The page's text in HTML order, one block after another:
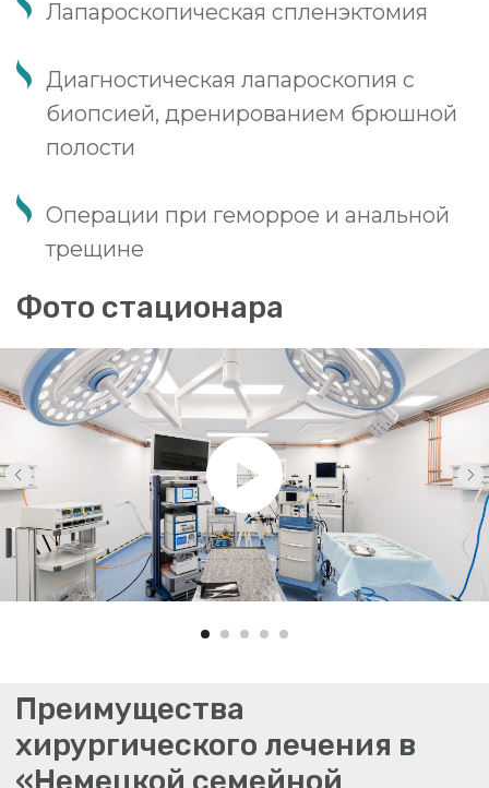
В стационаре «Немецкой семейной
клиники» созданы все условия для
комфорта пациентов. На протяжении
всего времени вас будет окружать
медицинского персонала, а также
доброжелательный сервис.
Для госпитализированных пациентов
трехразовое питание. В палате удобная
ТВ и WI-FI.
Комфорт европейского
(fast track surgery)
Стационар «Немецкой семейной
клиники» придерживается принципов
ускоренного восстановления после